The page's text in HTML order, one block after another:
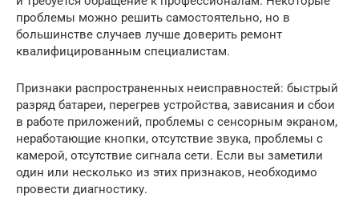
проблемы можно решить самостоятельно, но в
большинстве случаев лучше доверить ремонт
квалифицированным специалистам.
Признаки распространенных неисправностей: быстрый
разряд батареи, перегрев устройства, зависания и сбои
в работе приложений, проблемы с сенсорным экраном,
неработающие кнопки, отсутствие звука, проблемы с
камерой, отсутствие сигнала сети. Если вы заметили
один или несколько из этих признаков, необходимо
провести диагностику.